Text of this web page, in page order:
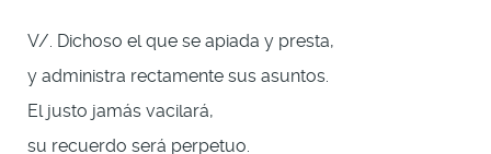
V/. Dichoso el que se apiada y presta,
y administra rectamente sus asuntos.
El justo jamás vacilará,
su recuerdo será perpetuo.